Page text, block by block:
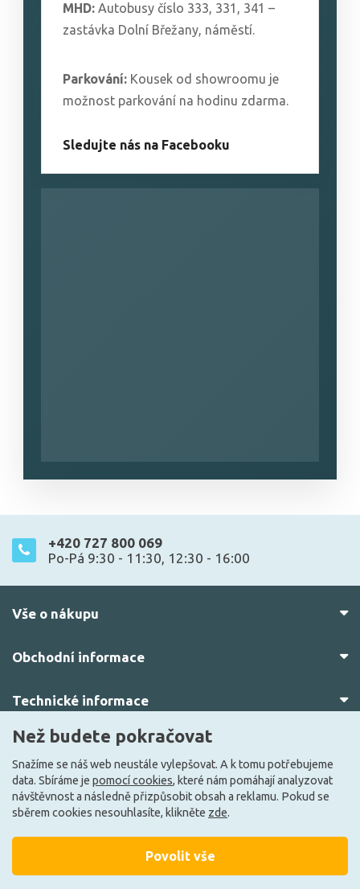
MHD: Autobusy číslo 333, 331, 341 –
zastávka Dolní Břežany, náměstí.
Parkování: Kousek od showroomu je
možnost parkování na hodinu zdarma.
Sledujte nás na Facebooku
+420 727 800 069
Po-Pá 9:30 - 11:30, 12:30 - 16:00
Vše o nákupu
Obchodní informace
Technické informace
O nás
Než budete pokračovat
Snažíme se náš web neustále vylepšovat. A k tomu potřebujeme
data. Sbíráme je pomocí cookies, které nám pomáhají analyzovat
návštěvnost a následně přizpůsobit obsah a reklamu. Pokud se
sběrem cookies nesouhlasíte, klikněte zde.
Povolit vše